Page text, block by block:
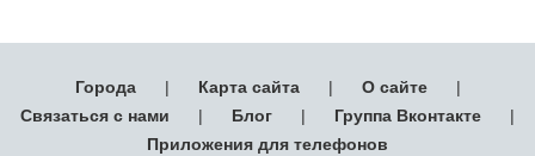
Города | Карта сайта | О сайте
|
Связаться с нами
| Блог | Группа Вконтакте
|
Приложения для телефонов